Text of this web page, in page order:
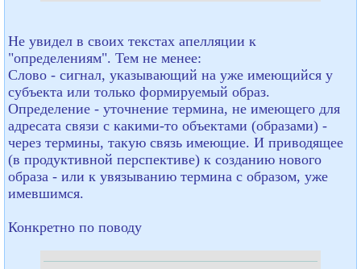
Не увидел в своих текстах апелляции к
"определениям". Тем не менее:
Слово - сигнал, указывающий на уже имеющийся у
субъекта или только формируемый образ.
Определение - уточнение термина, не имеющего для
адресата связи с какими-то объектами (образами) -
через термины, такую связь имеющие. И приводящее
(в продуктивной перспективе) к созданию нового
образа - или к увязыванию термина с образом, уже
имевшимся.
Конкретно по поводу